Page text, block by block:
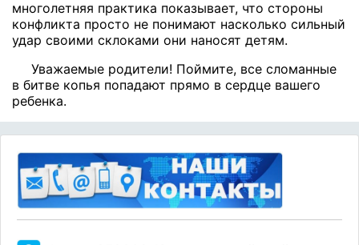
многолетняя практика показывает, что стороны
конфликта просто не понимают насколько сильный
удар своими склоками они наносят детям.
Уважаемые родители! Поймите, все сломанные
в битве копья попадают прямо в сердце вашего
ребенка.